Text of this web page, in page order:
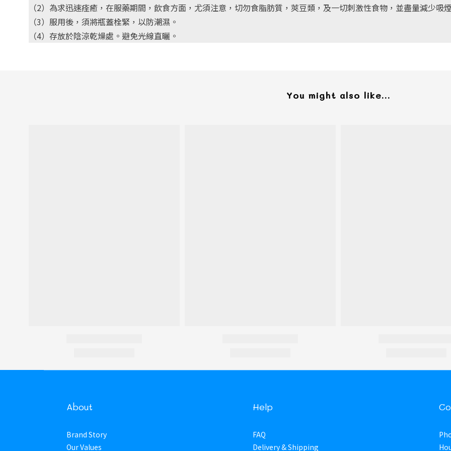
（2）為求迅速痊癒，在服藥期間，飲食方面，尤須注意，切勿食脂肪質，莢豆類，及一切刺激性食物，並盡量減少吸
（3）服用後，須將瓶蓋栓緊，以防潮濕。
（4）存放於陰涼乾燥處。避免光線直曬。
You might also like...
About
Brand Story
Our Values
Help
FAQ
Delivery & Shipping